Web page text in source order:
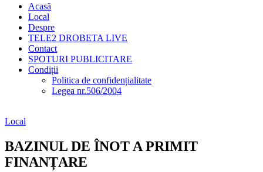
Acasă
Local
Despre
TELE2 DROBETA LIVE
Contact
SPOTURI PUBLICITARE
Condiții
Politica de confidențialitate
Legea nr.506/2004
Local
BAZINUL DE ÎNOT A PRIMIT
FINANȚARE